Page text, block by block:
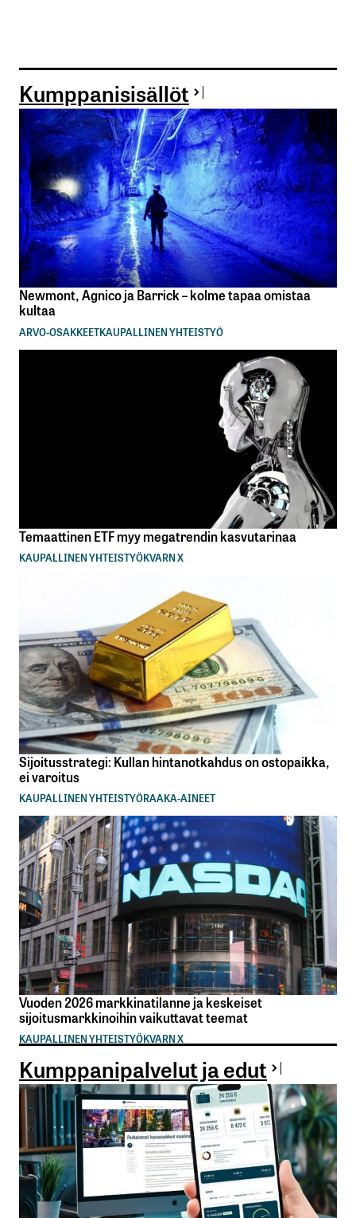
Kumppanisisällöt
Newmont, Agnico ja Barrick – kolme tapaa omistaa
kultaa
ARVO-OSAKKEETKAUPALLINEN YHTEISTYÖ
Temaattinen ETF myy megatrendin kasvutarinaa
KAUPALLINEN YHTEISTYÖKVARN X
Sijoitusstrategi: Kullan hintanotkahdus on ostopaikka,
ei varoitus
KAUPALLINEN YHTEISTYÖRAAKA-AINEET
Vuoden 2026 markkinatilanne ja keskeiset
sijoitusmarkkinoihin vaikuttavat teemat
KAUPALLINEN YHTEISTYÖKVARN X
Kumppanipalvelut ja edut